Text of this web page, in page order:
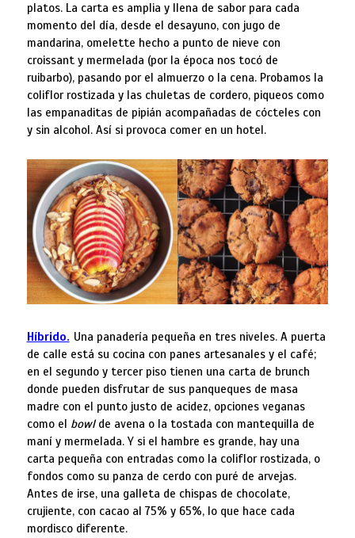
platos. La carta es amplia y llena de sabor para cada
momento del día, desde el desayuno, con jugo de
mandarina, omelette hecho a punto de nieve con
croissant y mermelada (por la época nos tocó de
ruibarbo), pasando por el almuerzo o la cena. Probamos la
coliflor rostizada y las chuletas de cordero, piqueos como
las empanaditas de pipián acompañadas de cócteles con
y sin alcohol. Así si provoca comer en un hotel.
Híbrido. Una panadería pequeña en tres niveles. A puerta
de calle está su cocina con panes artesanales y el café;
en el segundo y tercer piso tienen una carta de brunch
donde pueden disfrutar de sus panqueques de masa
madre con el punto justo de acidez, opciones veganas
como el bowl de avena o la tostada con mantequilla de
maní y mermelada. Y si el hambre es grande, hay una
carta pequeña con entradas como la coliflor rostizada, o
fondos como su panza de cerdo con puré de arvejas.
Antes de irse, una galleta de chispas de chocolate,
crujiente, con cacao al 75% y 65%, lo que hace cada
mordisco diferente.